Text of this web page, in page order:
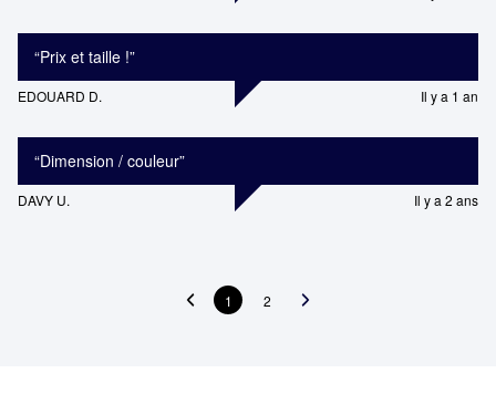
“Prix et taille !”
EDOUARD D. Il y a 1 an
“Dimension / couleur”
DAVY U. Il y a 2 ans
1 2